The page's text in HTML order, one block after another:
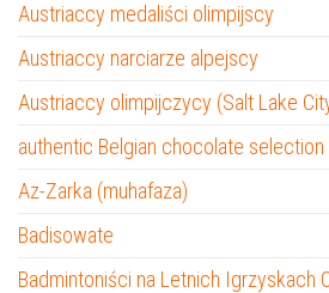
Austriaccy medaliści olimpijscy
Austriaccy narciarze alpejscy
Austriaccy olimpijczycy (Salt Lake
authentic Belgian chocolate selection
Az-Zarka (muhafaza)
Badisowate
Badmintoniści na Letnich Igrzyskach